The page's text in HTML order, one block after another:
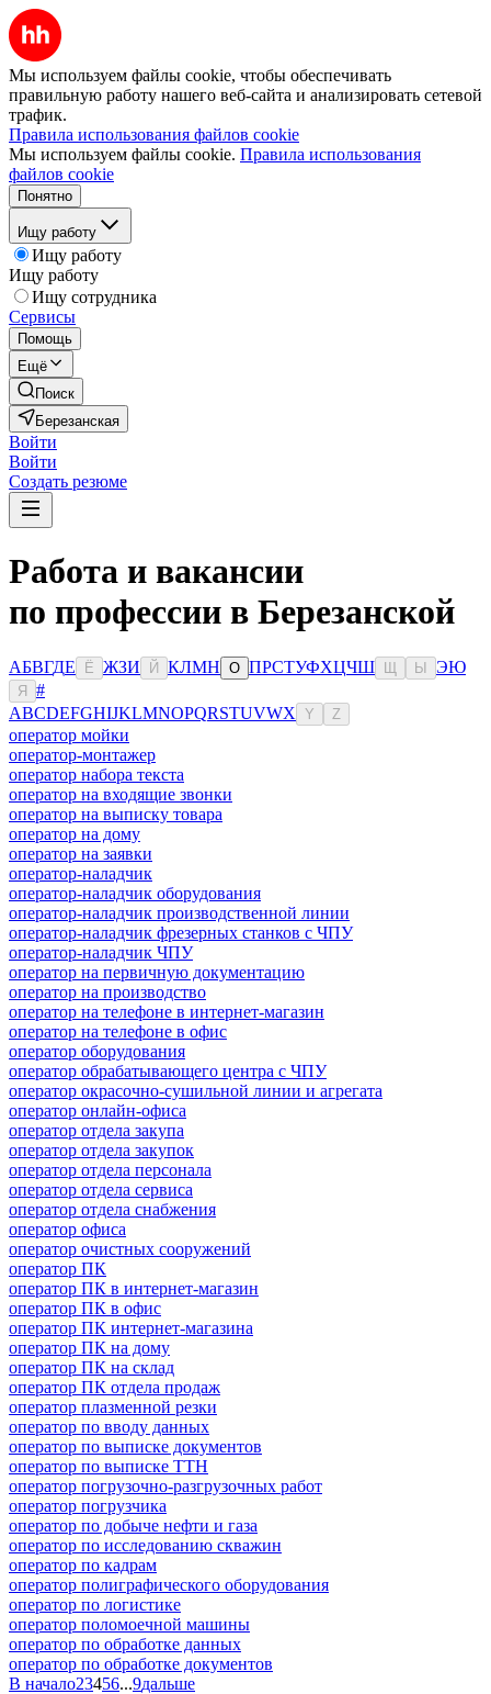
Мы используем файлы cookie, чтобы обеспечивать
правильную работу нашего веб-сайта и анализировать сетевой
трафик.
Правила использования файлов cookie
Мы используем файлы cookie. Правила использования
файлов cookie
Понятно
Ищу работу
Ищу работу
Ищу работу
Ищу сотрудника
Сервисы
Помощь
Ещё
Поиск
Березанская
Войти
Войти
Создать резюме
Работа и вакансии
по профессии в Березанской
АБВГДЕ Ё ЖЗИ Й КЛМН О ПРСТУФХЦЧШ Ы ЭЮ
Я
#
ABCDEFGHIJKLMNOPQRSTUVWX Y Z
оператор мойки
оператор-монтажер
оператор набора текста
оператор на входящие звонки
оператор на выписку товара
оператор на дому
оператор на заявки
оператор-наладчик
оператор-наладчик оборудования
оператор-наладчик производственной линии
оператор-наладчик фрезерных станков с ЧПУ
оператор-наладчик ЧПУ
оператор на первичную документацию
оператор на производство
оператор на телефоне в интернет-магазин
оператор на телефоне в офис
оператор оборудования
оператор обрабатывающего центра с ЧПУ
оператор окрасочно-сушильной линии и агрегата
оператор онлайн-офиса
оператор отдела закупа
оператор отдела закупок
оператор отдела персонала
оператор отдела сервиса
оператор отдела снабжения
оператор офиса
оператор очистных сооружений
оператор ПК
оператор ПК в интернет-магазин
оператор ПК в офис
оператор ПК интернет-магазина
оператор ПК на дому
оператор ПК на склад
оператор ПК отдела продаж
оператор плазменной резки
оператор по вводу данных
оператор по выписке документов
оператор по выписке ТТН
оператор погрузочно-разгрузочных работ
оператор погрузчика
оператор по добыче нефти и газа
оператор по исследованию скважин
оператор по кадрам
оператор полиграфического оборудования
оператор по логистике
оператор поломоечной машины
оператор по обработке данных
оператор по обработке документов
В начало23456...9дальше